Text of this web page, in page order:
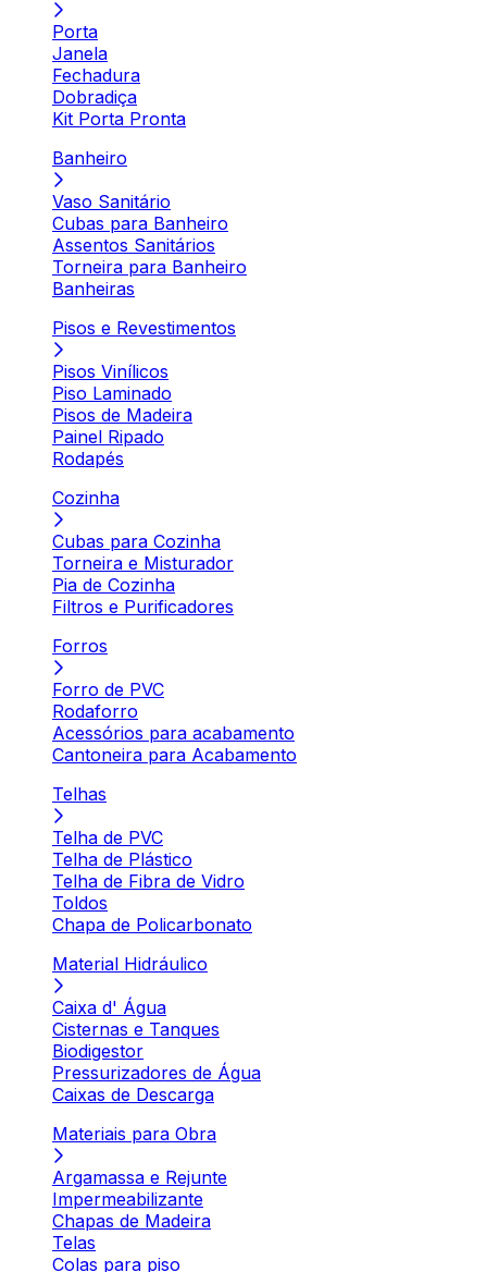
Porta
Janela
Fechadura
Dobradiça
Kit Porta Pronta
Banheiro
Vaso Sanitário
Cubas para Banheiro
Assentos Sanitários
Torneira para Banheiro
Banheiras
Pisos e Revestimentos
Pisos Vinílicos
Piso Laminado
Pisos de Madeira
Painel Ripado
Rodapés
Cozinha
Cubas para Cozinha
Torneira e Misturador
Pia de Cozinha
Filtros e Purificadores
Forros
Forro de PVC
Rodaforro
Acessórios para acabamento
Cantoneira para Acabamento
Telhas
Telha de PVC
Telha de Plástico
Telha de Fibra de Vidro
Toldos
Chapa de Policarbonato
Material Hidráulico
Caixa d' Água
Cisternas e Tanques
Biodigestor
Pressurizadores de Água
Caixas de Descarga
Materiais para Obra
Argamassa e Rejunte
Impermeabilizante
Chapas de Madeira
Telas
Colas para piso